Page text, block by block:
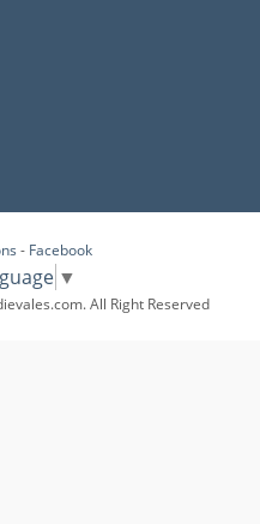
- Facebook
▼
All Right Reserved